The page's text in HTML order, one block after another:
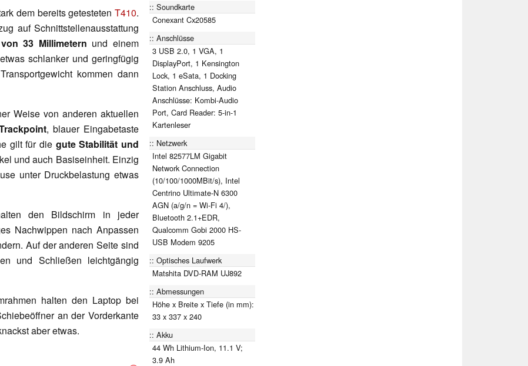
dem bereits getesteten T410.
auf Schnittstellenausstattung
33 Millimetern und einem
schlanker und geringfügig
kommen dann
Weise von anderen aktuellen
, blauer Eingabetaste
gilt für die gute Stabilität und
und auch Basiseinheit. Einzig
unter Druckbelastung etwas
den Bildschirm in jeder
Nachwippen nach Anpassen
Auf der anderen Seite sind
und Schließen leichtgängig
halten den Laptop bei
an der Vorderkante
aber etwas.
Soundkarte
Conexant Cx20585
Anschlüsse
3 USB 2.0, 1 VGA, 1
DisplayPort, 1 Kensington
Lock, 1 eSata, 1 Docking
Station Anschluss, Audio
Anschlüsse: Kombi-Audio
Port, Card Reader: 5-in-1
Kartenleser
Netzwerk
Intel 82577LM Gigabit
Network Connection
(10/100/1000MBit/s), Intel
Centrino Ultimate-N 6300
AGN (a/g/n = Wi-Fi 4/),
Bluetooth 2.1+EDR,
Qualcomm Gobi 2000 HS-
USB Modem 9205
Optisches Laufwerk
Matshita DVD-RAM UJ892
Abmessungen
Höhe x Breite x Tiefe (in mm):
33 x 337 x 240
Akku
44 Wh Lithium-Ion, 11.1 V;
3.9 Ah